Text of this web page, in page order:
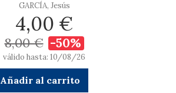
GARCÍA, Jesús
4,00 €
8,00 € -50%
válido hasta: 10/08/26
Añadir al carrito